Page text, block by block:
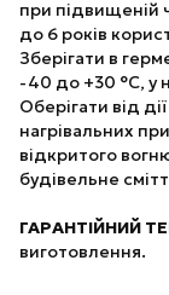
при підвищеній
до 6 років
Зберігати в
-40 до +30 °С, у
Оберігати від
нагрівальних
відкритого
будівельне
ГАРАНТІЙНИЙ
виготовлення.